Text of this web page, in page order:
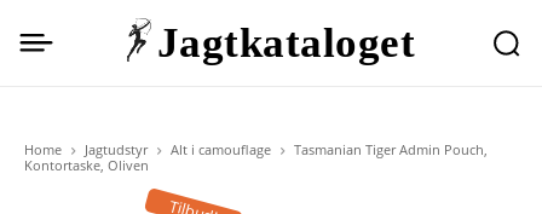
Jagtkataloget
Home Jagtudstyr Alt i camouflage
Tasmanian Tiger Admin Pouch,
Kontortaske, Oliven